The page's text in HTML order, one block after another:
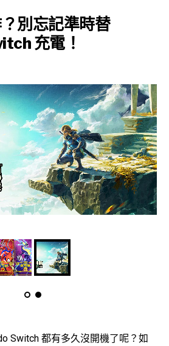
別忘記準時替
充電！
Switch 都有多久沒開機了呢？如